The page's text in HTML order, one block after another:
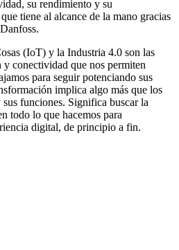
su rendimiento y su
tiene al alcance de la mano gracias
(IoT) y la Industria 4.0 son las
y conectividad que nos permiten
para seguir potenciando sus
implica algo más que los
funciones. Significa buscar la
todo lo que hacemos para
digital, de principio a fin.